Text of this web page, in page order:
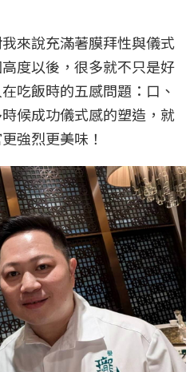
來說充滿著膜拜性與儀式
度以後，很多就不只是好
吃飯時的五感問題：口、
候成功儀式感的塑造，就
強烈更美味！